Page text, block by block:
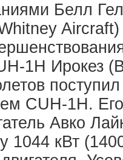
Белл
1H Ирокез
CUH-1H.
Авко
1044 кВт